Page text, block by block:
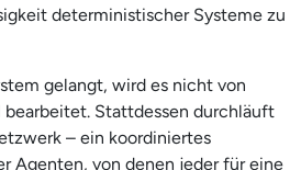
deterministischer Systeme zu
gelangt, wird es nicht von
Stattdessen durchläuft
– ein koordiniertes
Agenten, von denen jeder für eine